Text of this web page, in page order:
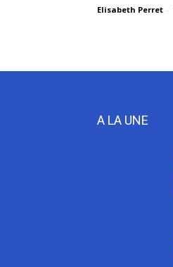
Elisabeth Perret -
A LA UNE